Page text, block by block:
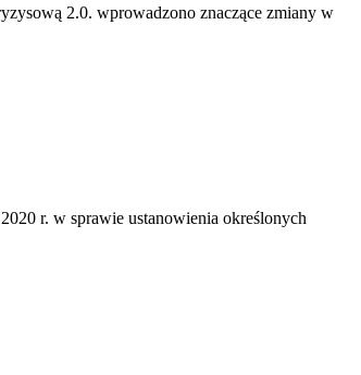
2.0. wprowadzono znaczące zmiany w
r. w sprawie ustanowienia określonych